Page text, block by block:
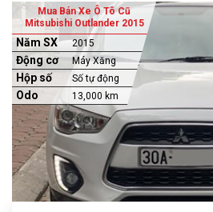
Mua Bán Xe Ô Tô Cũ
Mitsubishi Outlander 2015
Năm SX 2015
Động cơ Máy Xăng
Hộp số Số tự động
Odo 13,000 km